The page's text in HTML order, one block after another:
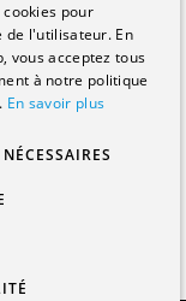
Chèvre 4
les-Bains
82 90
82 91
SA |
41
16 82
631 10 50
pour
l'utilisateur. En
vous acceptez tous
à notre politique
En savoir plus